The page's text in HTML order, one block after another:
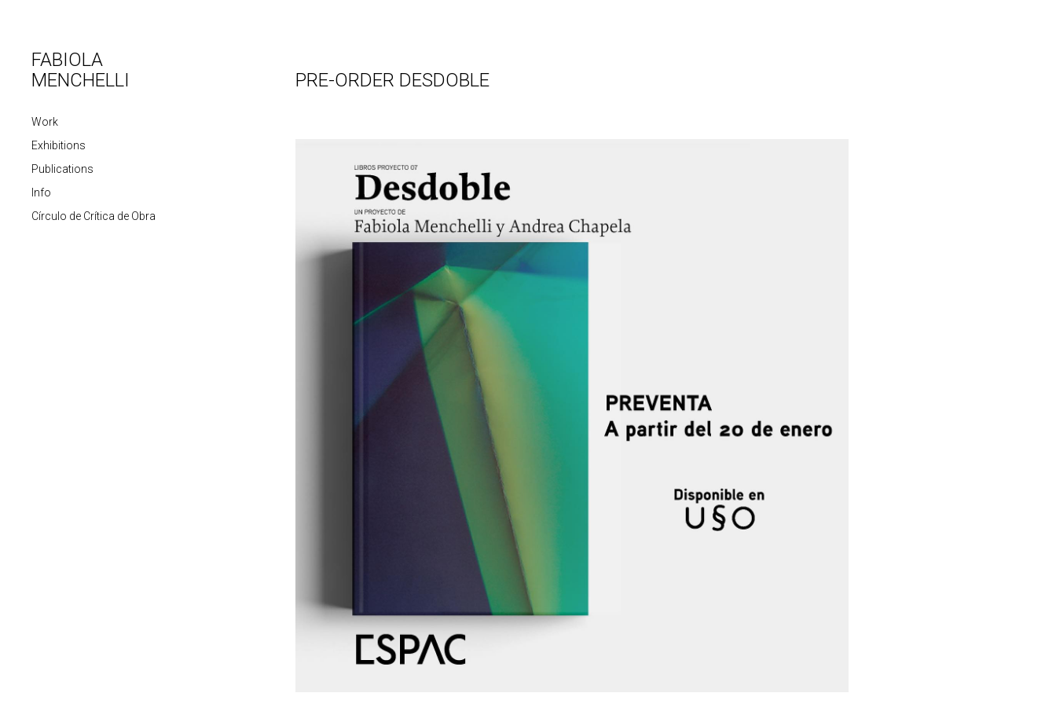
FABIOLA
MENCHELLI
Work
Exhibitions
Publications
Info
Círculo de Crítica de Obra
PRE-ORDER DESDOBLE